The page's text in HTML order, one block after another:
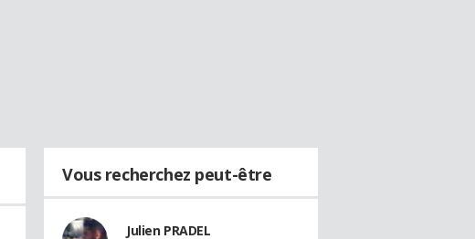
Vous recherchez peut-être
Julien PRADEL